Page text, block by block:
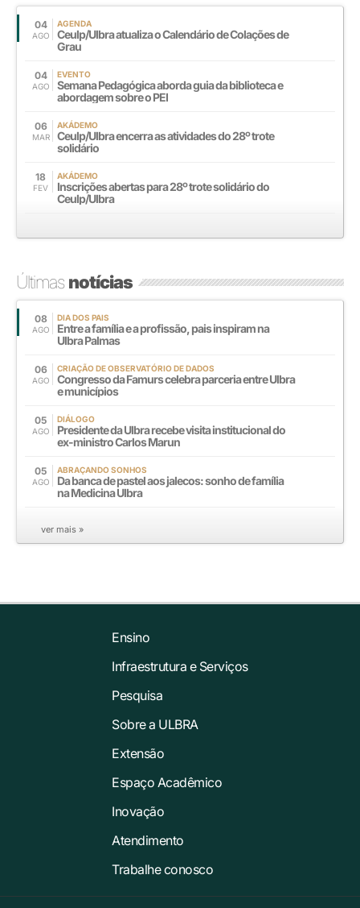
04
AGO
AGENDA
Ceulp/Ulbra atualiza o Calendário de Colações de
Grau
04
AGO
EVENTO
Semana Pedagógica aborda guia da biblioteca e
abordagem sobre o PEI
06
MAR
AKÁDEMO
Ceulp/Ulbra encerra as atividades do 28º trote
solidário
18
FEV
AKÁDEMO
Inscrições abertas para 28º trote solidário do
Ceulp/Ulbra
Últimasnotícias
08
AGO
DIA DOS PAIS
Entre a família e a profissão, pais inspiram na
Ulbra Palmas
06
AGO
CRIAÇÃO DE OBSERVATÓRIO DE DADOS
Congresso da Famurs celebra parceria entre Ulbra
e municípios
05
AGO
DIÁLOGO
Presidente da Ulbra recebe visita institucional do
ex-ministro Carlos Marun
05
AGO
ABRAÇANDO SONHOS
Da banca de pastel aos jalecos: sonho de família
na Medicina Ulbra
ver mais »
Ensino
Infraestrutura e Serviços
Pesquisa
Sobre a ULBRA
Extensão
Espaço Acadêmico
Inovação
Atendimento
Trabalhe conosco